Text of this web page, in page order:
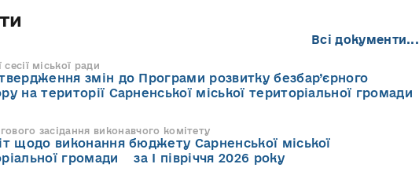
Всі документи...
міської ради
змін до Програми розвитку безбар’єрного
на території Сарненської міської територіальної громади
засідання виконавчого комітету
щодо виконання бюджету Сарненської міської
громади за І півріччя 2026 року